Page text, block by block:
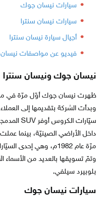
سيارات نيسان جوك
سيارات نيسان سنترا
أجيال سيارة نيسان سنترا
فيديو عن مواصفات
نيسان جوك ونيسان سنترا
وبدأت الشركة بتقديمها إلى
داخل الأراضي الصينيّة، بينما
مرّة عام 1982م، وهي
وتمّ تسويقها بالعديد من
بلوبيرد سيلفي.
سيارات نيسان جوك